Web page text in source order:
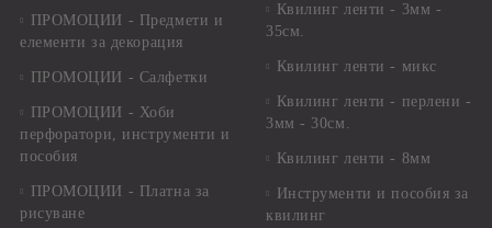
ПРОМОЦИИ - Предмети и
елементи за декорация
ПРОМОЦИИ - Салфетки
ПРОМОЦИИ - Хоби
перфоратори, инструменти и
пособия
ПРОМОЦИИ - Платна за
рисуване
Квилинг ленти - 3мм -
35см.
Квилинг ленти - микс
Квилинг ленти - перлени -
3мм - 30см.
Квилинг ленти - 8мм
Инструменти и пособия за
квилинг